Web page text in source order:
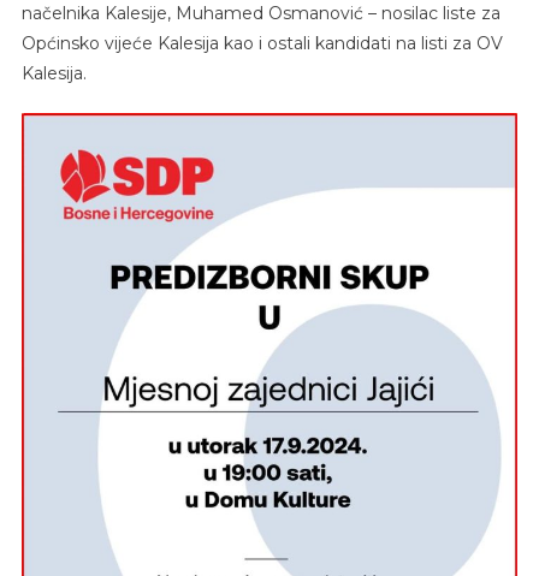
načelnika Kalesije, Muhamed Osmanović – nosilac liste za
Općinsko vijeće Kalesija kao i ostali kandidati na listi za OV
Kalesija.